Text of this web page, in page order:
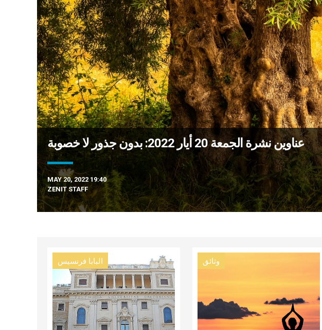
عناوين نشرة الجمعة 20 أيار 2022: بدون جذور لا خصوبة
MAY 20, 2022 19:40
ZENIT STAFF
البابا فرنسيس وثائق